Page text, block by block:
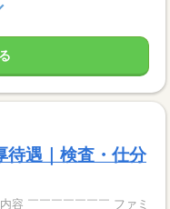
待遇｜検査・仕分